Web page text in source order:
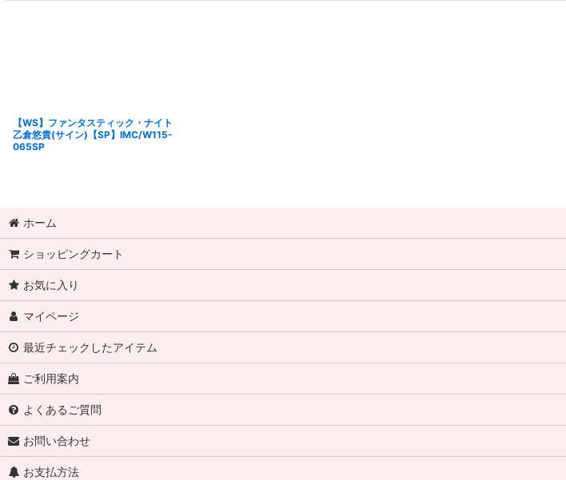
【WS】ファンタスティック・ナイト
乙倉悠貴(サイン)【SP】IMC/W115-
065SP
ホーム
ショッピングカート
お気に入り
マイページ
最近チェックしたアイテム
ご利用案内
よくあるご質問
お問い合わせ
お支払方法